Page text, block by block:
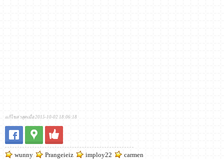
แก้ไขล่าสุดเมื่อ 2015-10-02 18:06:18
wunny Prangeieiz imploy22 carmen